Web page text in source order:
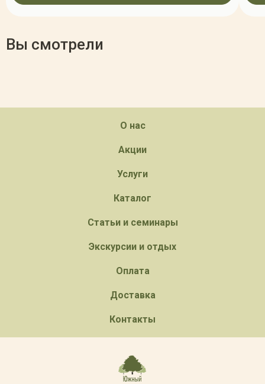
Вы смотрели
О нас
Акции
Услуги
Каталог
Статьи и семинары
Экскурсии и отдых
Оплата
Доставка
Контакты